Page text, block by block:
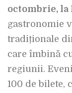
octombrie, la
gastronomie
tradiționale
care îmbină
regiunii.
100 de bilete,